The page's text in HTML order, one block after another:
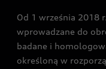
Audi exclusive
Od 1 września 2018
wprowadzane do
badane i
określoną w